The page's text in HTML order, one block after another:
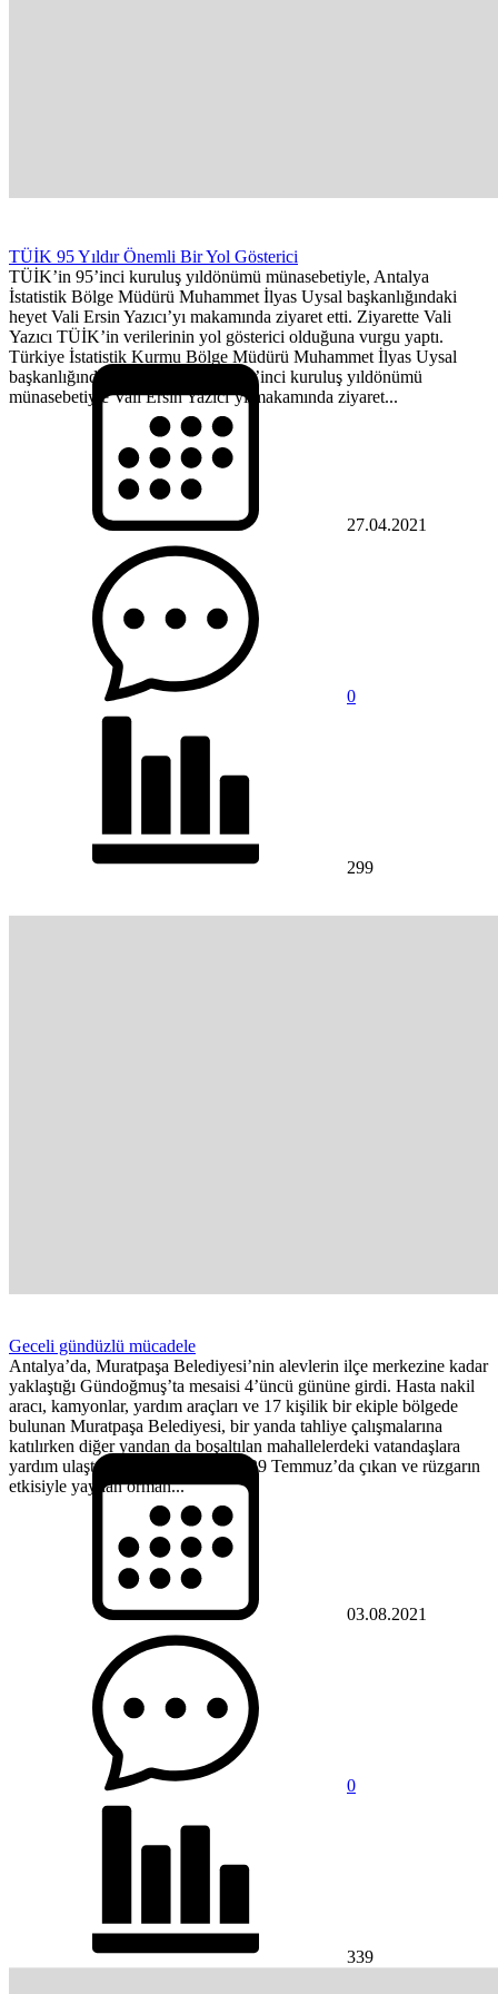
TÜİK 95 Yıldır Önemli Bir Yol Gösterici
TÜİK’in 95’inci kuruluş yıldönümü münasebetiyle, Antalya
İstatistik Bölge Müdürü Muhammet İlyas Uysal başkanlığındaki
heyet Vali Ersin Yazıcı’yı makamında ziyaret etti. Ziyarette Vali
Yazıcı TÜİK’in verilerinin yol gösterici olduğuna vurgu yaptı.
Türkiye İstatistik Kurmu Bölge Müdürü Muhammet İlyas Uysal
başkanlığındaki heyet, TÜİK’in 95’inci kuruluş yıldönümü
münasebetiyle Vali Ersin Yazıcı’yı makamında ziyaret...
27.04.2021
0
299
Geceli gündüzlü mücadele
Antalya’da, Muratpaşa Belediyesi’nin alevlerin ilçe merkezine kadar
yaklaştığı Gündoğmuş’ta mesaisi 4’üncü gününe girdi. Hasta nakil
aracı, kamyonlar, yardım araçları ve 17 kişilik bir ekiple bölgede
bulunan Muratpaşa Belediyesi, bir yanda tahliye çalışmalarına
katılırken diğer yandan da boşaltılan mahallelerdeki vatandaşlara
yardım ulaştırıyor. Gündoğmuş’ta 29 Temmuz’da çıkan ve rüzgarın
etkisiyle yayılan orman...
03.08.2021
0
339